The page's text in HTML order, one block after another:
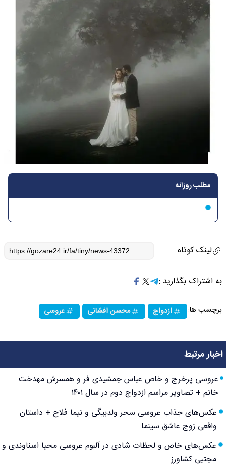
مطلب روزانه
لینک کوتاه
به اشتراک بگذارید :
برچسب ها: ازدواج محسن افشانی عروسی
اخبار مرتبط
عروسی پرخرج و خاص عباس جمشیدی فر و همسرش مهدخت
خانم + تصاویر مراسم ازدواج دوم در سال ۱۴۰۱
عکس‌های جذاب عروسی سحر ولدبیگی و نیما فلاح + داستان
واقعی زوج عاشق سینما
عکس‌های خاص و لحظات شادی در آلبوم عروسی محیا اسناوندی و
مجتبی کشاورز